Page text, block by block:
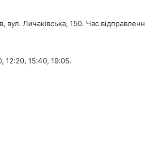
вул. Личаківська, 150. Час
12:20, 15:40, 19:05.